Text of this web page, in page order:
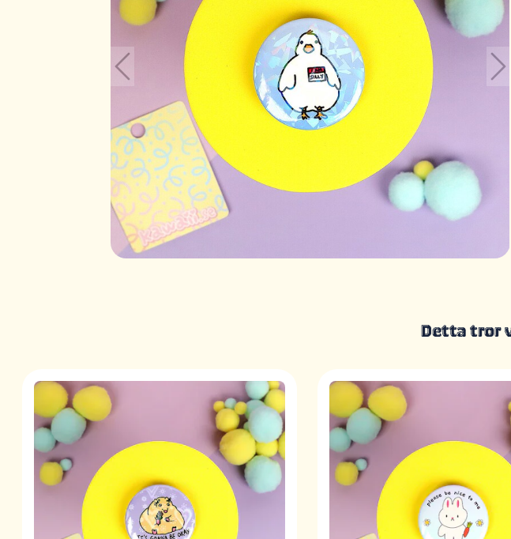
Detta tror